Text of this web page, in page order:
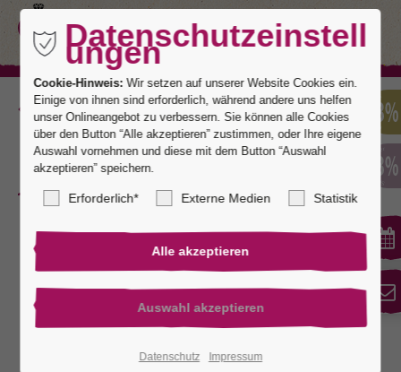
Zurück
Ideal 6
Datenschutzeinstell
ungen
Cookie-Hinweis: Wir setzen auf unserer Website Cookies ein.
Einige von ihnen sind erforderlich, während andere uns helfen
unser Onlineangebot zu verbessern. Sie können alle Cookies
über den Button “Alle akzeptieren” zustimmen, oder Ihre eigene
Auswahl vornehmen und diese mit dem Button “Auswahl
akzeptieren” speichern.
Erforderlich* Externe Medien Statistik
Datenschutz Impressum